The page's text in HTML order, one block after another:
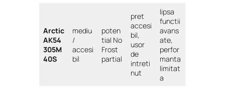
Arctic
AK54
305M
40S
mediu
/
accesi
bil
poten
tial No
Frost
partial
pret
accesi
bil,
usor
de
intreti
nut
lipsa
functii
avans
ate,
perfor
manta
limitat
a